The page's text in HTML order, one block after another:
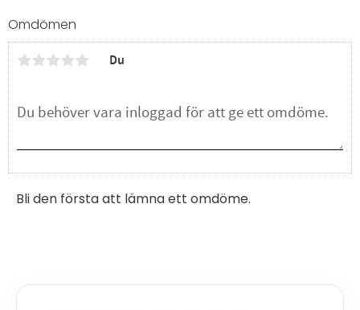
Omdömen
Du
Bli den första att lämna ett omdöme.